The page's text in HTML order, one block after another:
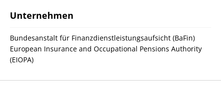
Unternehmen
Bundesanstalt für Finanzdienstleistungsaufsicht (BaFin)
European Insurance and Occupational Pensions Authority
(EIOPA)